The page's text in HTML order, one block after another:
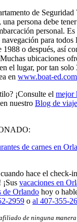
de
persona debe
personal.
para todos
1988 o después, así
ubicaciones
el lugar, por tan solo
en www.boat-
¡Consulte el mejor
nuestro Blog de
hace el check-
vacaciones en
de Orlando hoy o
2959 o al 407-355-
de ninguna